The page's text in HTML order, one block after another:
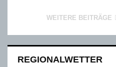
WEITERE BEITRÄGE
REGIONALWETTER